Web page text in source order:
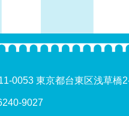
0053 東京都台東区浅草橋
9027